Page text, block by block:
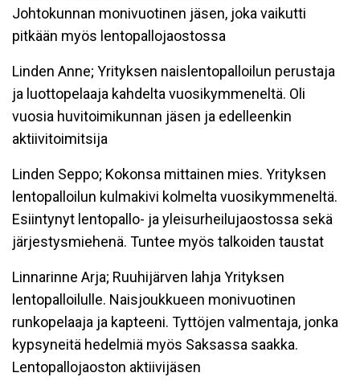
Johtokunnan monivuotinen jäsen, joka vaikutti
pitkään myös lentopallojaostossa
Linden Anne; Yrityksen naislentopalloilun perustaja
ja luottopelaaja kahdelta vuosikymmeneltä. Oli
vuosia huvitoimikunnan jäsen ja edelleenkin
aktiivitoimitsija
Linden Seppo; Kokonsa mittainen mies. Yrityksen
lentopalloilun kulmakivi kolmelta vuosikymmeneltä.
Esiintynyt lentopallo- ja yleisurheilujaostossa sekä
järjestysmiehenä. Tuntee myös talkoiden taustat
Linnarinne Arja; Ruuhijärven lahja Yrityksen
lentopalloilulle. Naisjoukkueen monivuotinen
runkopelaaja ja kapteeni. Tyttöjen valmentaja, jonka
kypsyneitä hedelmiä myös Saksassa saakka.
Lentopallojaoston aktiivijäsen